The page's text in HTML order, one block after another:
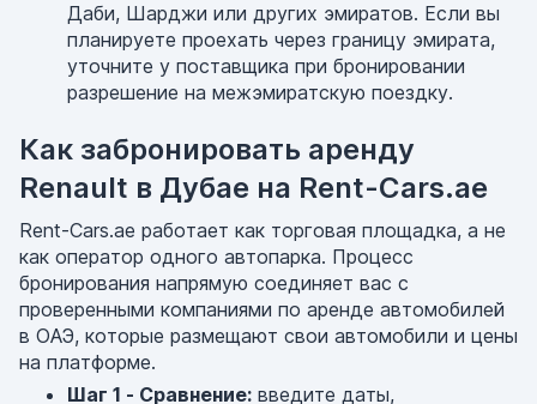
Даби, Шарджи или других эмиратов. Если вы
планируете проехать через границу эмирата,
уточните у поставщика при бронировании
разрешение на межэмиратскую поездку.
Как забронировать аренду
Renault в Дубае на Rent-Cars.ae
Rent-Cars.ae работает как торговая площадка, а не
как оператор одного автопарка. Процесс
бронирования напрямую соединяет вас с
проверенными компаниями по аренде автомобилей
в ОАЭ, которые размещают свои автомобили и цены
на платформе.
Шаг 1 - Сравнение: введите даты,